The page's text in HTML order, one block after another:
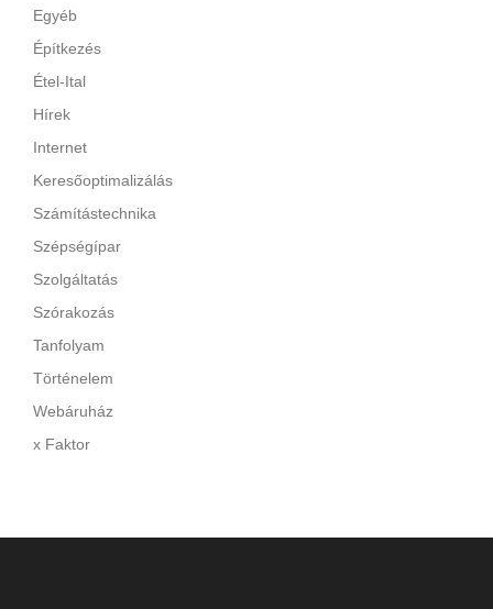
Egyéb
Építkezés
Étel-Ital
Hírek
Internet
Keresőoptimalizálás
Számítástechnika
Szépségípar
Szolgáltatás
Szórakozás
Tanfolyam
Történelem
Webáruház
x Faktor